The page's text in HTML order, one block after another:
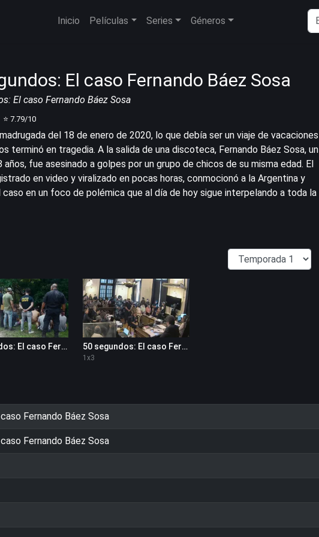
Inicio Películas Series Géneros
El caso Fernando Báez Sosa
El caso Fernando Báez Sosa
⭐ 7.79/10
del 18 de enero de 2020, lo que debía ser un viaje de vacaciones
terminó en tragedia. A la salida de una discoteca, Fernando Báez Sosa, un
años, fue asesinado a golpes por un grupo de chicos de su misma edad. El
en video y viralizado en pocas horas, conmocionó a la Argentina y
en un foco de polémica que al día de hoy sigue interpelando a toda la
50 segundos: El caso Fernando Báez Sosa 1x2 50 segundos: El caso Fernando Báez Sosa 1x3
1 x3
Fernando Báez Sosa
Fernando Báez Sosa